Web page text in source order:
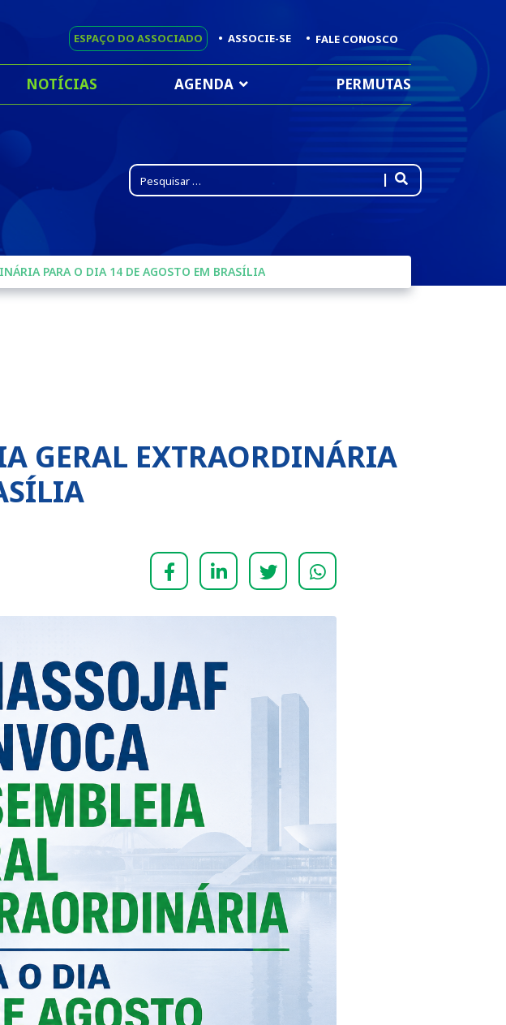
ESPAÇO DO ASSOCIADO • ASSOCIE-SE • FALE CONOSCO
NOTÍCIAS AGENDA PERMUTAS
PARA O DIA 14 DE AGOSTO EM BRASÍLIA
GERAL EXTRAORDINÁRIA